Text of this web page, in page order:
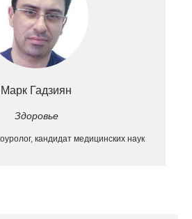
Марк Гадзиян
Здоровье
кандидат медицинских наук